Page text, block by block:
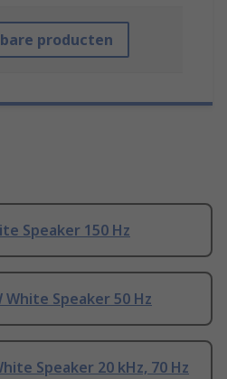
producten
Speaker 150 Hz
White Speaker 50 Hz
Speaker 20 kHz, 70 Hz